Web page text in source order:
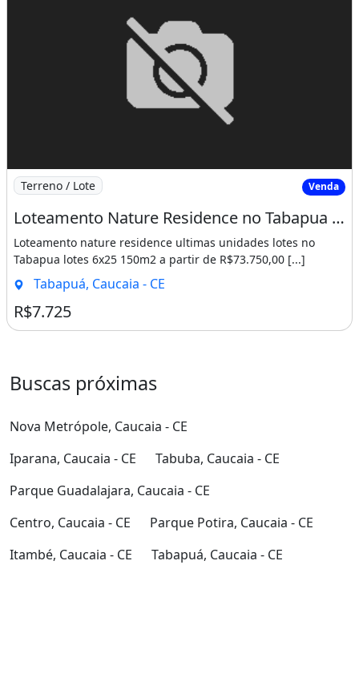
Imagem: Loteamento Nature Residence no Tabapua
Terreno / Lote Venda
Loteamento Nature Residence no Tabapua Condominio Fechado Ultimas Unidades o Mais Perto De
Loteamento nature residence ultimas unidades lotes no
Tabapua lotes 6x25 150m2 a partir de R$73.750,00 [...]
Tabapuá, Caucaia - CE
R$7.725
Buscas próximas
Nova Metrópole, Caucaia - CE
Iparana, Caucaia - CE
Tabuba, Caucaia - CE
Parque Guadalajara, Caucaia - CE
Centro, Caucaia - CE
Parque Potira, Caucaia - CE
Itambé, Caucaia - CE
Tabapuá, Caucaia - CE